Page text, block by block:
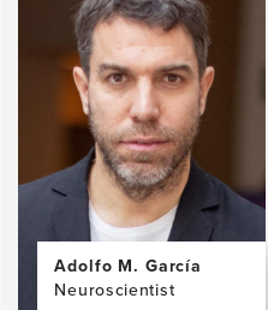
Adolfo M. García
Neuroscientist